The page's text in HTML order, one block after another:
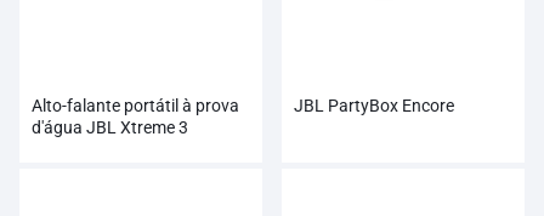
Alto-falante portátil à prova
d'água JBL Xtreme 3
JBL PartyBox Encore